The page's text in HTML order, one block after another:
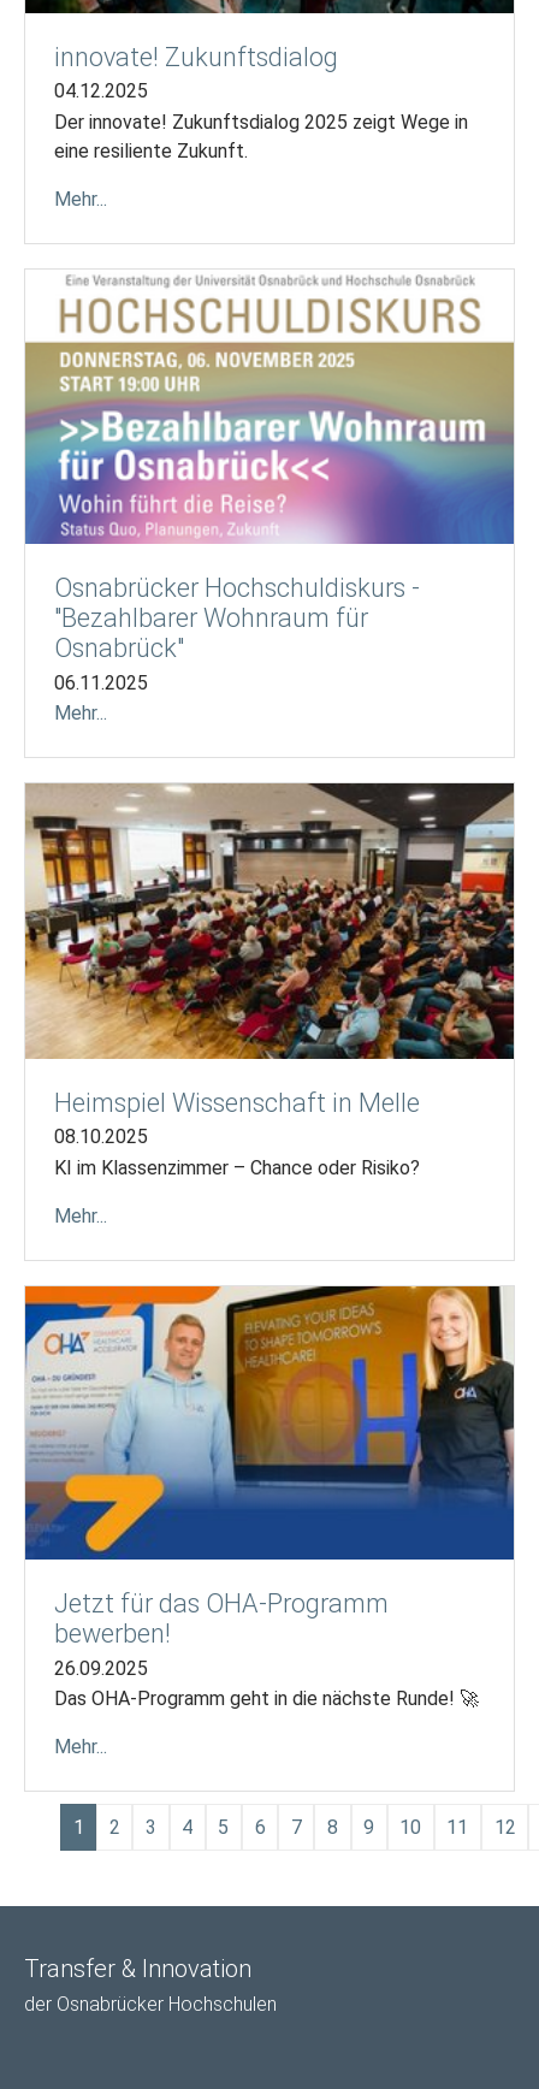
innovate! Zukunftsdialog
04.12.2025
Der innovate! Zukunftsdialog 2025 zeigt Wege in
eine resiliente Zukunft.
Mehr...
Osnabrücker Hochschuldiskurs -
"Bezahlbarer Wohnraum für
Osnabrück"
06.11.2025
Mehr...
Heimspiel Wissenschaft in Melle
08.10.2025
KI im Klassenzimmer – Chance oder Risiko?
Mehr...
Jetzt für das OHA-Programm
bewerben!
26.09.2025
Das OHA-Programm geht in die nächste Runde! 🚀
Mehr...
1 2 3 4 5 6 7 8 9 10 11 12
Transfer & Innovation
der Osnabrücker Hochschulen